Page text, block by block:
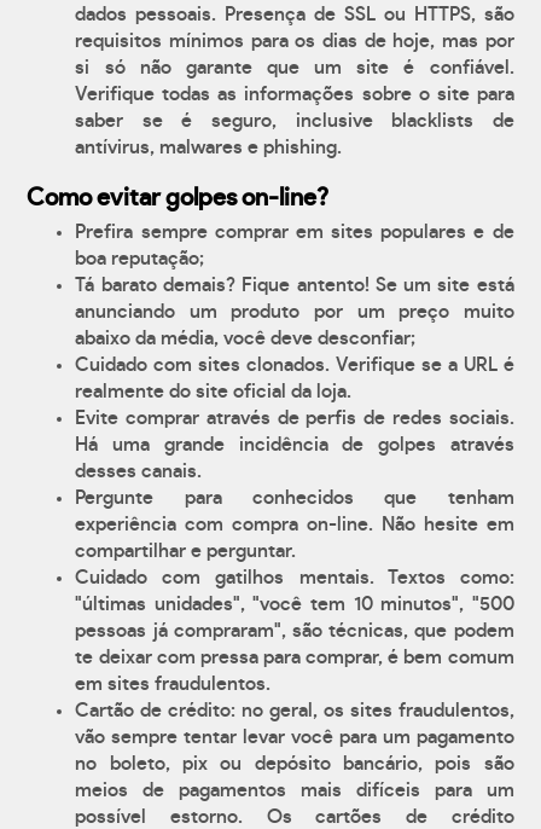
dados pessoais. Presença de SSL ou HTTPS, são
requisitos mínimos para os dias de hoje, mas por
si só não garante que um site é confiável.
Verifique todas as informações sobre o site para
saber se é seguro, inclusive blacklists de
antívirus, malwares e phishing.
Como evitar golpes on-line?
Prefira sempre comprar em sites populares e de
boa reputação;
Tá barato demais? Fique antento! Se um site está
anunciando um produto por um preço muito
abaixo da média, você deve desconfiar;
Cuidado com sites clonados. Verifique se a URL é
realmente do site oficial da loja.
Evite comprar através de perfis de redes sociais.
Há uma grande incidência de golpes através
desses canais.
Pergunte para conhecidos que tenham
experiência com compra on-line. Não hesite em
compartilhar e perguntar.
Cuidado com gatilhos mentais. Textos como:
"últimas unidades", "você tem 10 minutos", "500
pessoas já compraram", são técnicas, que podem
te deixar com pressa para comprar, é bem comum
em sites fraudulentos.
Cartão de crédito: no geral, os sites fraudulentos,
vão sempre tentar levar você para um pagamento
no boleto, pix ou depósito bancário, pois são
meios de pagamentos mais difíceis para um
possível estorno. Os cartões de crédito